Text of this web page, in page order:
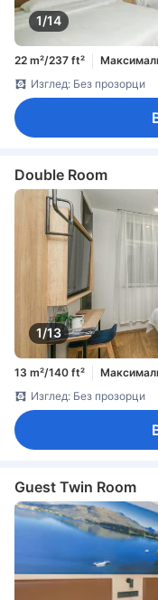
1/14
22 m²/237 ft²
Изглед: Без прозорци
Double Room
1/13
13 m²/140 ft²
Изглед: Без прозорци
Guest Twin Room